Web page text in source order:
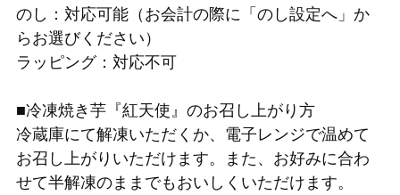
のし：対応可能（お会計の際に「のし設定へ」か
らお選びください）
ラッピング：対応不可
■冷凍焼き芋『紅天使』のお召し上がり方
冷蔵庫にて解凍いただくか、電子レンジで温めて
お召し上がりいただけます。また、お好みに合わ
せて半解凍のままでもおいしくいただけます。